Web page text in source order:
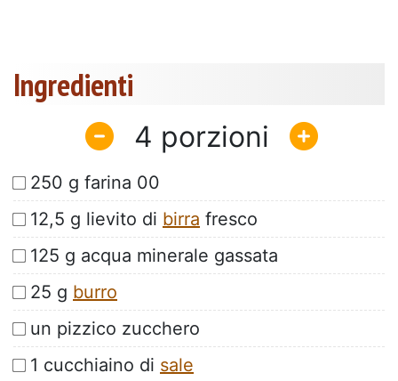
Ingredienti
4
250 g farina 00
12,5 g lievito di birra fresco
125 g acqua minerale gassata
25 g burro
un pizzico zucchero
1 cucchiaino di sale